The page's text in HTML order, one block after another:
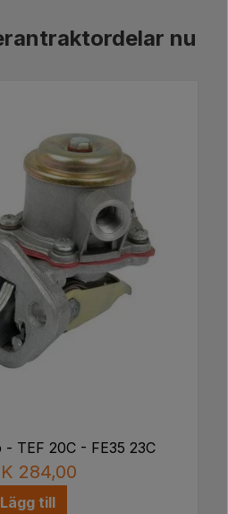
nu
TEF 20C - FE35 23C
284,00
Lägg till